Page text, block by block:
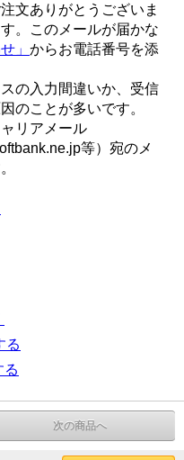
文ありがとうございま
。このメールが届かな
」 からお電話番号を添
の入力間違いか、受信
のことが多いです。
リアメール
等）宛のメ
る
る
次の商品へ